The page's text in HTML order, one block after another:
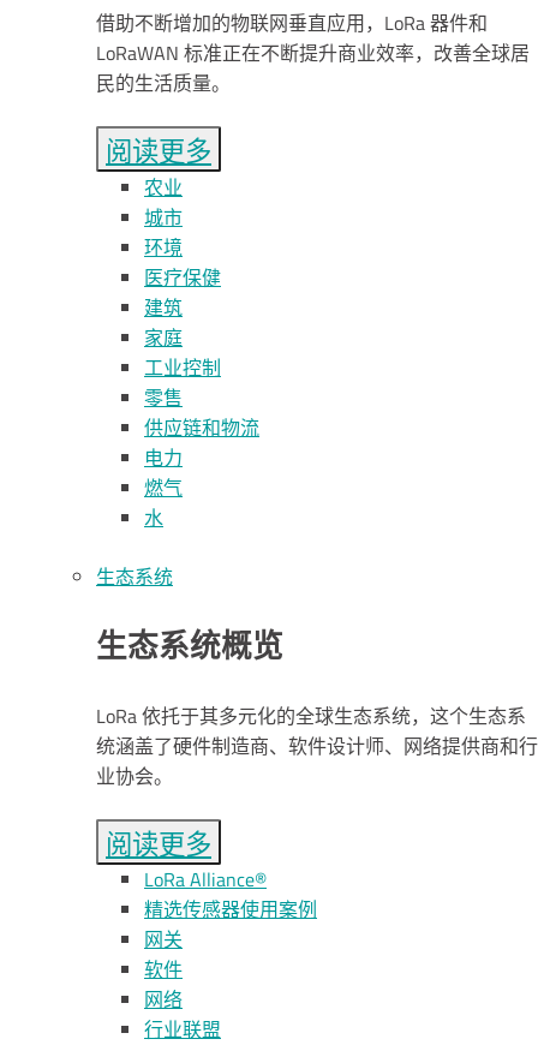
借助不断增加的物联网垂直应用，LoRa 器件和
LoRaWAN 标准正在不断提升商业效率，改善全球居
民的生活质量。
阅读更多
农业
城市
环境
医疗保健
建筑
家庭
工业控制
零售
供应链和物流
电力
燃气
水
生态系统
生态系统概览
LoRa 依托于其多元化的全球生态系统，这个生态系
统涵盖了硬件制造商、软件设计师、网络提供商和行
业协会。
阅读更多
LoRaAlliance®
精选传感器使用案例
网关
软件
网络
行业联盟